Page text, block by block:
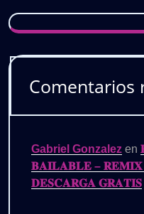
Comentarios
Gabriel Gonzalez en
𝐁𝐀𝐈𝐋𝐀𝐁𝐋𝐄 – 𝐑𝐄𝐌𝐈𝐗
𝐃𝐄𝐒𝐂𝐀𝐑𝐆𝐀 𝐆𝐑𝐀𝐓𝐈𝐒